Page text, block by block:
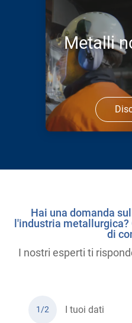
Metalli
Hai una domanda
l'industria
di
I nostri esperti ti
1/2 I tuoi dati